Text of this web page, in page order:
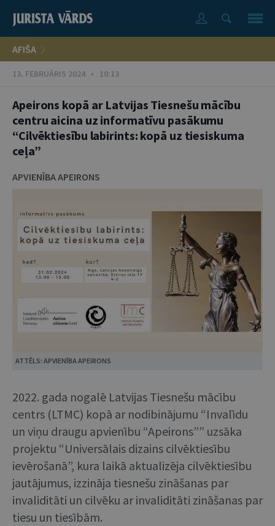
AFIŠA
13. FEBRUĀRIS 2024 • 10:13
Apeirons kopā ar Latvijas Tiesnešu mācību
centru aicina uz informatīvu pasākumu
“Cilvēktiesību labirints: kopā uz tiesiskuma
ceļa”
APVIENĪBA APEIRONS
ATTĒLS: APVIENĪBA APEIRONS
2022. gada nogalē Latvijas Tiesnešu mācību
centrs (LTMC) kopā ar nodibinājumu “Invalīdu
un viņu draugu apvienību “Apeirons”” uzsāka
projektu “Universālais dizains cilvēktiesību
ievērošanā”, kura laikā aktualizēja cilvēktiesību
jautājumus, izzināja tiesnešu zināšanas par
invaliditāti un cilvēku ar invaliditāti zināšanas par
tiesu un tiesībām.